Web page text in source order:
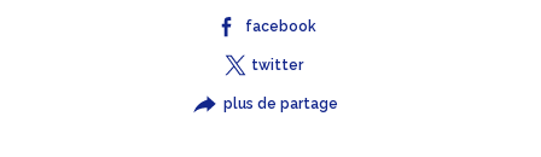
facebook
twitter
plus de partage